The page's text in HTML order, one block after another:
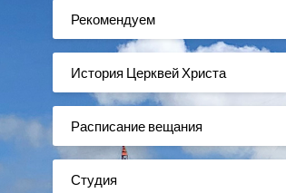
Рекомендуем
История Церквей Христа
Расписание вещания
Студия